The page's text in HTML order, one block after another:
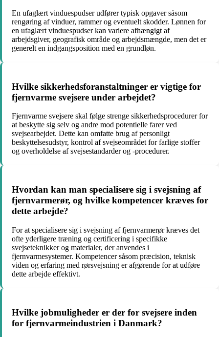
En ufaglært vinduespudser udfører typisk opgaver såsom
rengøring af vinduer, rammer og eventuelt skodder. Lønnen for
en ufaglært vinduespudser kan variere afhængigt af
arbejdsgiver, geografisk område og arbejdsmængde, men det er
generelt en indgangsposition med en grundløn.
Hvilke sikkerhedsforanstaltninger er vigtige for
fjernvarme svejsere under arbejdet?
Fjernvarme svejsere skal følge strenge sikkerhedsprocedurer for
at beskytte sig selv og andre mod potentielle farer ved
svejsearbejdet. Dette kan omfatte brug af personligt
beskyttelsesudstyr, kontrol af svejseområdet for farlige stoffer
og overholdelse af svejsestandarder og -procedurer.
Hvordan kan man specialisere sig i svejsning af
fjernvarmerør, og hvilke kompetencer kræves for
dette arbejde?
For at specialisere sig i svejsning af fjernvarmerør kræves det
ofte yderligere træning og certificering i specifikke
svejseteknikker og materialer, der anvendes i
fjernvarmesystemer. Kompetencer såsom præcision, teknisk
viden og erfaring med rørsvejsning er afgørende for at udføre
dette arbejde effektivt.
Hvilke jobmuligheder er der for svejsere inden
for fjernvarmeindustrien i Danmark?